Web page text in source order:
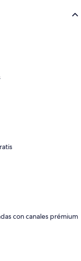
con canales prémium